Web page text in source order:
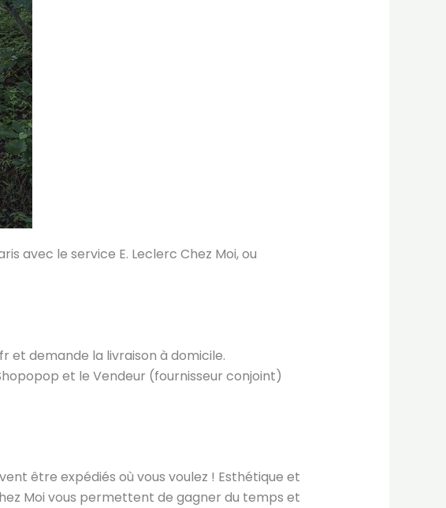
avec le service E. Leclerc Chez Moi, ou
et demande la livraison à domicile.
et le Vendeur (fournisseur conjoint)
être expédiés où vous voulez ! Esthétique et
Moi vous permettent de gagner du temps et